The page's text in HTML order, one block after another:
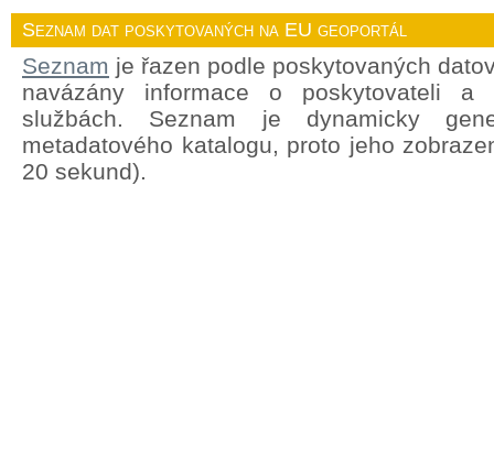
Seznam dat poskytovaných na EU geoportál
Seznam je řazen podle poskytovaných
navázány informace o poskytovateli a
službách. Seznam je dynamicky
metadatového katalogu, proto jeho
20 sekund).